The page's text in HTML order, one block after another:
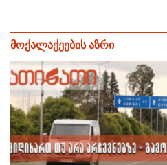
მოქალაქეების აზრი